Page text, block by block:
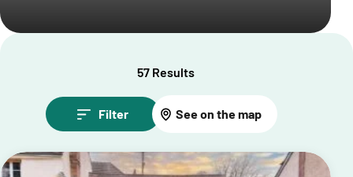
57 Results
Filter See on the map